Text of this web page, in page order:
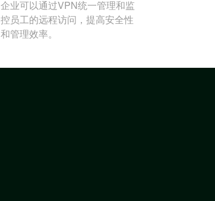
企业可以通过VPN统一管理和监
控员工的远程访问，提高安全性
和管理效率。